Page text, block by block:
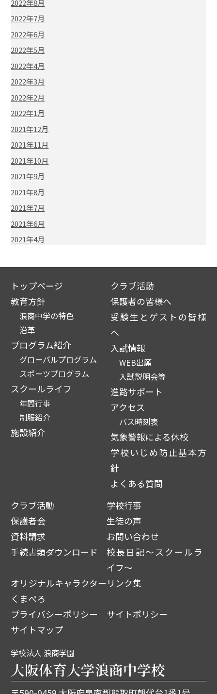
2022年8月
2022年7月
2022年6月
2022年5月
2022年4月
2022年3月
2022年2月
2022年1月
2021年12月
2021年11月
2021年10月
2021年9月
2021年8月
2021年7月
2021年6月
2021年4月
トップページ
教育方針
浪商中学の特色
沿革
プログラム紹介
グローバルプログラム
スポーツプログラム
スクールライフ
年間行事
制服紹介
施設紹介
クラブ活動
保護者の皆様へ
受験生とゲストの皆様
へ
入試情報
WEB出願
入試説明会等
進路サポート
アクセス
バス時刻表
気象警報による休校
学校いじめ防止基本方
針
よくある質問
クラブ活動
学校行事
保護者会
生徒の声
資料請求
お問い合わせ
手続書類ダウンロード
校長日記～スクールラ
イフ～
オリジナルキャラクター
くまぺろ
リンク集
プライバシーポリシー
サイトポリシー
サイトマップ
学校法人 浪商学園
大阪体育大学浪商中学校